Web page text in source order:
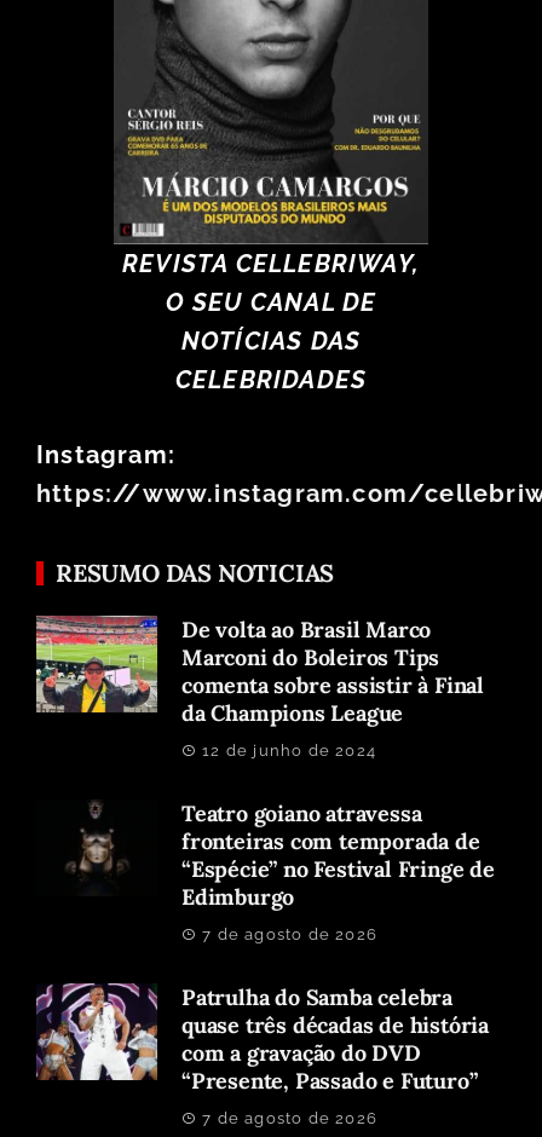
REVISTA CELLEBRIWAY,
O SEU CANAL DE
NOTÍCIAS DAS
CELEBRIDADES
Instagram:
https://www.instagram.com/
RESUMO DAS NOTICIAS
De volta ao Brasil Marco
Marconi do Boleiros Tips
comenta sobre assistir à Final
da Champions League
12 de junho de 2024
Teatro goiano atravessa
fronteiras com temporada de
“Espécie” no Festival Fringe de
Edimburgo
7 de agosto de 2026
Patrulha do Samba celebra
quase três décadas de história
com a gravação do DVD
“Presente, Passado e Futuro”
7 de agosto de 2026